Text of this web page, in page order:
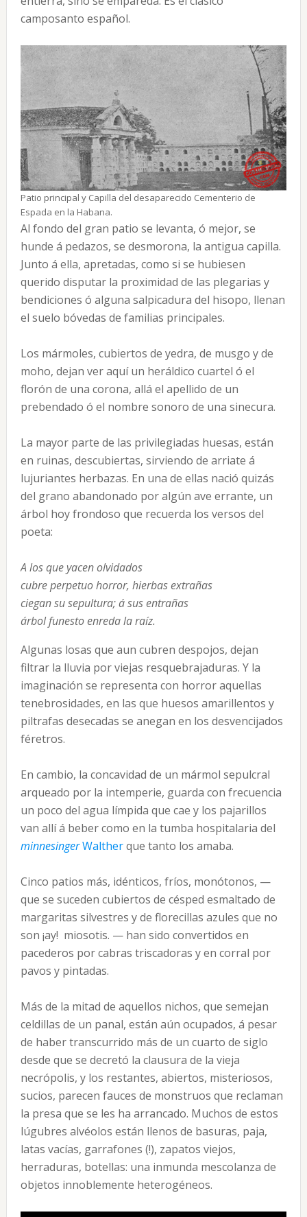
camposanto español.
Patio principal y Capilla del desaparecido Cementerio de
Espada en la Habana.
Al fondo del gran patio se levanta, ó mejor, se
hunde á pedazos, se desmorona, la antigua capilla.
Junto á ella, apretadas, como si se hubiesen
querido disputar la proximidad de las plegarias y
bendiciones ó alguna salpicadura del hisopo, llenan
el suelo bóvedas de familias principales.
Los mármoles, cubiertos de yedra, de musgo y de
moho, dejan ver aquí un heráldico cuartel ó el
florón de una corona, allá el apellido de un
prebendado ó el nombre sonoro de una sinecura.
La mayor parte de las privilegiadas huesas, están
en ruinas, descubiertas, sirviendo de arriate á
lujuriantes herbazas. En una de ellas nació quizás
del grano abandonado por algún ave errante, un
árbol hoy frondoso que recuerda los versos del
poeta:
A los que yacen olvidados
cubre perpetuo horror, hierbas extrañas
ciegan su sepultura; á sus entrañas
árbol funesto enreda la raíz.
Algunas losas que aun cubren despojos, dejan
filtrar la lluvia por viejas resquebrajaduras. Y la
imaginación se representa con horror aquellas
tenebrosidades, en las que huesos amarillentos y
piltrafas desecadas se anegan en los desvencijados
féretros.
En cambio, la concavidad de un mármol sepulcral
arqueado por la intemperie, guarda con frecuencia
un poco del agua límpida que cae y los pajarillos
van allí á beber como en la tumba hospitalaria del
minnesingerWaltherque tanto los amaba.
Cinco patios más, idénticos, fríos, monótonos, —
que se suceden cubiertos de césped esmaltado de
margaritas silvestres y de florecillas azules que no
son ¡ay! miosotis. — han sido convertidos en
pacederos por cabras triscadoras y en corral por
pavos y pintadas.
Más de la mitad de aquellos nichos, que semejan
celdillas de un panal, están aún ocupados, á pesar
de haber transcurrido más de un cuarto de siglo
desde que se decretó la clausura de la vieja
necrópolis, y los restantes, abiertos, misteriosos,
sucios, parecen fauces de monstruos que reclaman
la presa que se les ha arrancado. Muchos de estos
lúgubres alvéolos están llenos de basuras, paja,
latas vacías, garrafones (!), zapatos viejos,
herraduras, botellas: una inmunda mescolanza de
objetos innoblemente heterogéneos.